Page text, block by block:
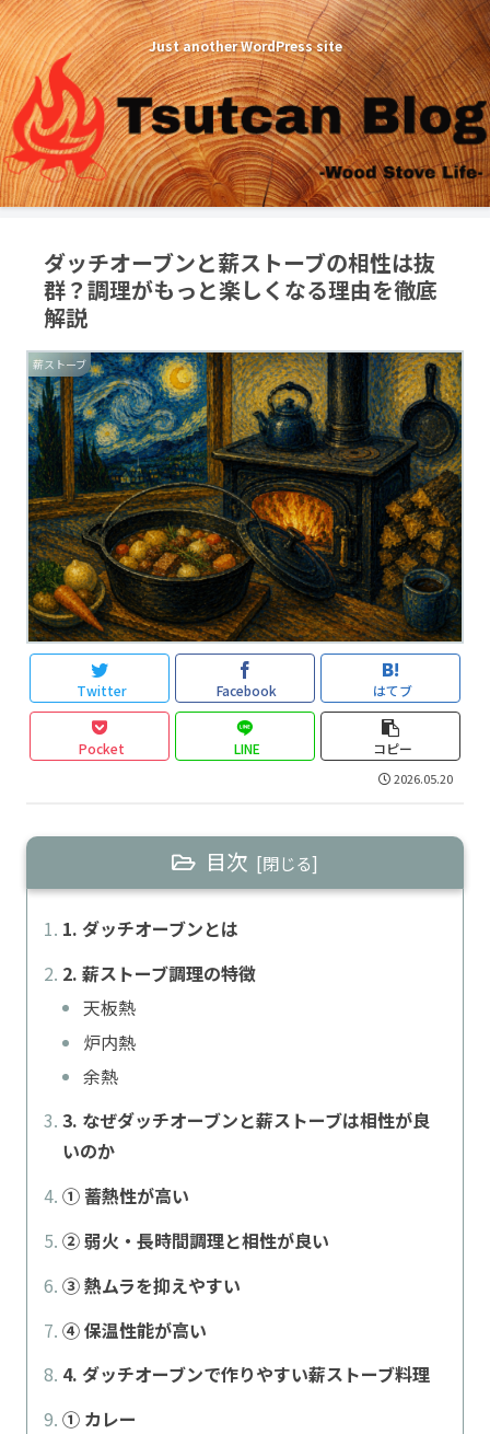
Just another WordPress site
ダッチオーブンと薪ストーブの相性は抜
群？調理がもっと楽しくなる理由を徹底
解説
薪ストーブ
Twitter Facebook はてブ
Pocket LINE コピー
2026.05.20
目次
1. ダッチオーブンとは
2. 薪ストーブ調理の特徴
天板熱
炉内熱
余熱
3. なぜダッチオーブンと薪ストーブは相性が良
いのか
① 蓄熱性が高い
② 弱火・長時間調理と相性が良い
③ 熱ムラを抑えやすい
④ 保温性能が高い
4. ダッチオーブンで作りやすい薪ストーブ料理
① カレー